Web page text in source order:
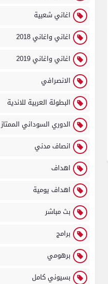
اغاني شعبية
اغاني واغاني 2018
اغاني واغاني 2019
الانصرافي
البطولة العربية للاندية
الدوري السوداني الممتاز 2018
انصاف مدني
اهداف
اهداف يومية
بث مباشر
برامج
برهومي
بسيوني كامل